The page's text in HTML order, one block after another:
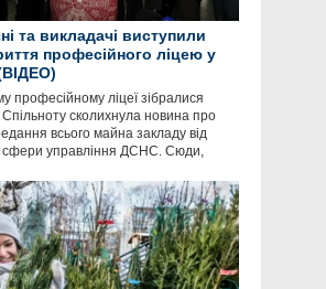
та викладачі виступили
професійного ліцею у
професійному ліцеї зібралися
Спільноту сколихнула новина про
всього майна закладу від
сфери управління ДСНС. Сюди,